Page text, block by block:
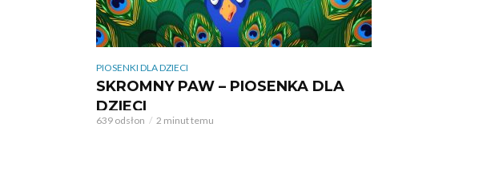
PIOSENKI DLA DZIECI
SKROMNY PAW – PIOSENKA DLA
DZIECI
639 odsłon 2 minut temu